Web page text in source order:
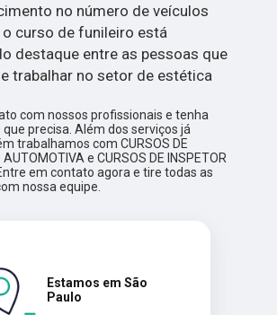
no número de veículos
curso de funileiro está
destaque entre as pessoas que
trabalhar no setor de estética
com nossos profissionais e tenha
precisa. Além dos serviços já
trabalhamos com CURSOS DE
AUTOMOTIVA e CURSOS DE INSPETOR
Entre em contato agora e tire todas as
nossa equipe.
Estamos em São
Paulo